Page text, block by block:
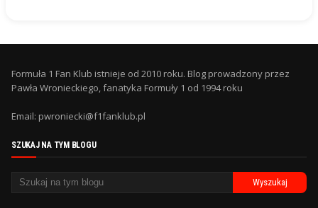
Formuła 1 Fan Klub istnieje od 2010 roku. Blog prowadzony przez
Pawła Wronieckiego, fanatyka Formuły 1 od 1994 roku
Email: pwroniecki@f1fanklub.pl
SZUKAJ NA TYM BLOGU